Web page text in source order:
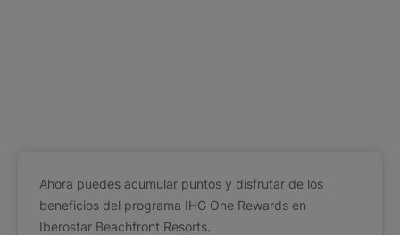
Ahora puedes acumular puntos y disfrutar de los
beneficios del programa IHG One Rewards en
Iberostar Beachfront Resorts.